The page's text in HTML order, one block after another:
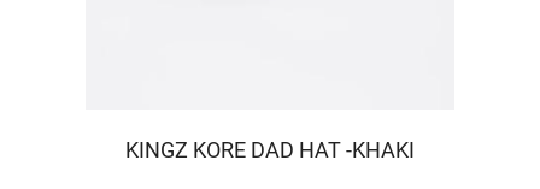
KINGZ KORE DAD HAT -KHAKI